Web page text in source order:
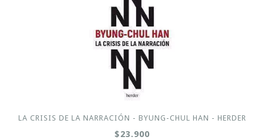
LA CRISIS DE LA NARRACIÓN - BYUNG-CHUL HAN - HERDER
$23.900